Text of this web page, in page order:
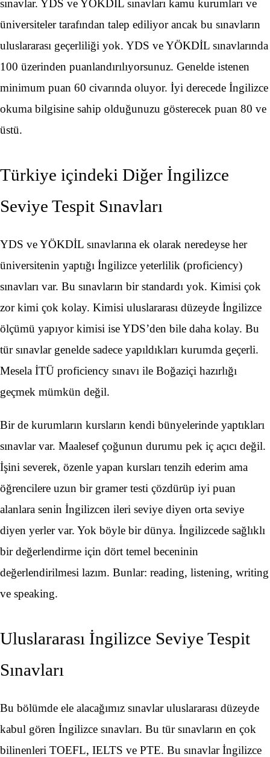
sınavlar. YDS ve YÖKDİL sınavları kamu kurumları ve
üniversiteler tarafından talep ediliyor ancak bu sınavların
uluslararası geçerliliği yok. YDS ve YÖKDİL sınavlarında
100 üzerinden puanlandırılıyorsunuz. Genelde istenen
minimum puan 60 civarında oluyor. İyi derecede İngilizce
okuma bilgisine sahip olduğunuzu gösterecek puan 80 ve
üstü.
Türkiye içindeki Diğer İngilizce
Seviye Tespit Sınavları
YDS ve YÖKDİL sınavlarına ek olarak neredeyse her
üniversitenin yaptığı İngilizce yeterlilik (proficiency)
sınavları var. Bu sınavların bir standardı yok. Kimisi çok
zor kimi çok kolay. Kimisi uluslararası düzeyde İngilizce
ölçümü yapıyor kimisi ise YDS’den bile daha kolay. Bu
tür sınavlar genelde sadece yapıldıkları kurumda geçerli.
Mesela İTÜ proficiency sınavı ile Boğaziçi hazırlığı
geçmek mümkün değil.
Bir de kurumların kursların kendi bünyelerinde yaptıkları
sınavlar var. Maalesef çoğunun durumu pek iç açıcı değil.
İşini severek, özenle yapan kursları tenzih ederim ama
öğrencilere uzun bir gramer testi çözdürüp iyi puan
alanlara senin İngilizcen ileri seviye diyen orta seviye
diyen yerler var. Yok böyle bir dünya. İngilizcede sağlıklı
bir değerlendirme için dört temel beceninin
değerlendirilmesi lazım. Bunlar: reading, listening, writing
ve speaking.
Uluslararası İngilizce Seviye Tespit
Sınavları
Bu bölümde ele alacağımız sınavlar uluslararası düzeyde
kabul gören İngilizce sınavları. Bu tür sınavların en çok
bilinenleri TOEFL, IELTS ve PTE. Bu sınavlar İngilizce